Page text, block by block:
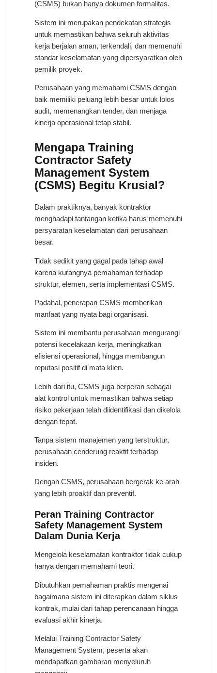
(CSMS) bukan hanya dokumen formalitas.
Sistem ini merupakan pendekatan strategis
untuk memastikan bahwa seluruh aktivitas
kerja berjalan aman, terkendali, dan memenuhi
standar keselamatan yang dipersyaratkan oleh
pemilik proyek.
Perusahaan yang memahami CSMS dengan
baik memiliki peluang lebih besar untuk lolos
audit, memenangkan tender, dan menjaga
kinerja operasional tetap stabil.
Mengapa Training
Contractor Safety
Management System
(CSMS) Begitu Krusial?
Dalam praktiknya, banyak kontraktor
menghadapi tantangan ketika harus memenuhi
persyaratan keselamatan dari perusahaan
besar.
Tidak sedikit yang gagal pada tahap awal
karena kurangnya pemahaman terhadap
struktur, elemen, serta implementasi CSMS.
Padahal, penerapan CSMS memberikan
manfaat yang nyata bagi organisasi.
Sistem ini membantu perusahaan mengurangi
potensi kecelakaan kerja, meningkatkan
efisiensi operasional, hingga membangun
reputasi positif di mata klien.
Lebih dari itu, CSMS juga berperan sebagai
alat kontrol untuk memastikan bahwa setiap
risiko pekerjaan telah diidentifikasi dan dikelola
dengan tepat.
Tanpa sistem manajemen yang terstruktur,
perusahaan cenderung reaktif terhadap
insiden.
Dengan CSMS, perusahaan bergerak ke arah
yang lebih proaktif dan preventif.
Peran Training Contractor
Safety Management System
Dalam Dunia Kerja
Mengelola keselamatan kontraktor tidak cukup
hanya dengan memahami teori.
Dibutuhkan pemahaman praktis mengenai
bagaimana sistem ini diterapkan dalam siklus
kontrak, mulai dari tahap perencanaan hingga
evaluasi akhir kinerja.
Melalui Training Contractor Safety
Management System, peserta akan
mendapatkan gambaran menyeluruh